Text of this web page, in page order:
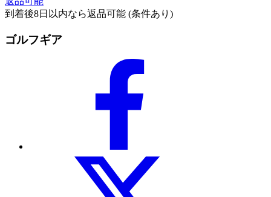
到着後8日以内なら返品可能 (条件あり)
ゴルフギア